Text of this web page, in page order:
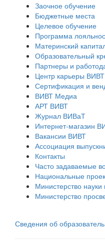
Заочное обучение
Бюджетные места
Целевое обучение
Программа
Материнский
Образовательный
Партнеры и
Центр карьеры ВИВТ
Сертификация и
ВИВТ Медиа
АРТ ВИВТ
Журнал ВИВаТ
Интернет-магазин
Вакансии ВИВТ
Ассоциация
Контакты
Часто задаваемые
Национальные
Министерство
Министерство
Сведения об